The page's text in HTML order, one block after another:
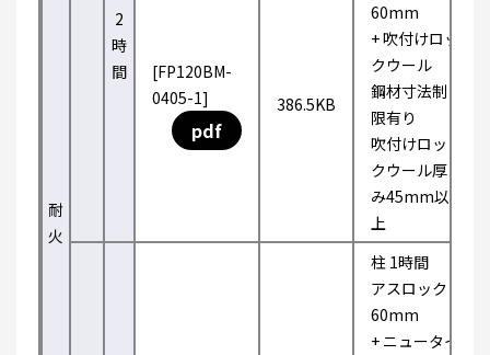
耐
火
2
時
間
[FP120BM-
0405-1]
pdf
386.5KB
60mm
+ 吹付けロッ
クウール
鋼材寸法制
限有り
吹付けロッ
クウール厚
み45mm以
上
柱 1時間
アスロック
60mm
+ ニュータイ